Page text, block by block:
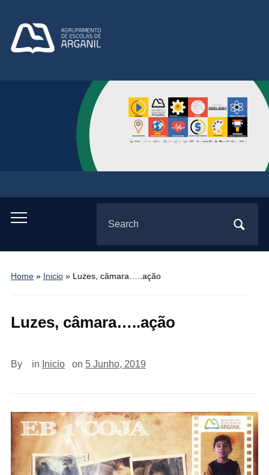
Toggle
menu
for:
Home» Inicio» Luzes, câmara…..ação
Luzes, câmara…..ação
By in Inicio on 5 Junho, 2019